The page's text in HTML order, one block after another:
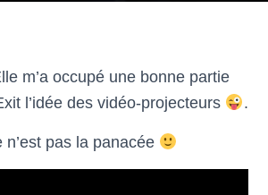
m’a occupé une bonne partie
l’idée des vidéo-projecteurs
.
pas la panacée